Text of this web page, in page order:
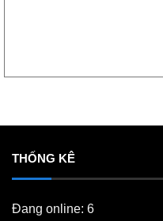
THỐNG KÊ
Đang online: 6